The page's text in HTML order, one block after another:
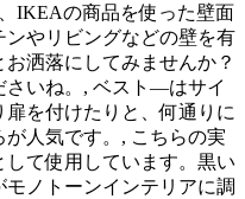
IKEAの商品を使った壁面
やリビングなどの壁を有
洒落にしてみませんか？
さいね。, ベスト―はサイ
を付けたりと、何通りに
人気です。, こちらの実
て使用しています。黒い
ノトーンインテリアに調